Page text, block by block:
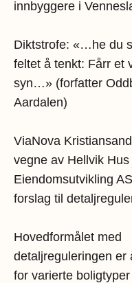
innbyggere i
Diktstrofe: «…he du
feltet å tenkt: Fårr et
syn…» (forfatter
Aardalen)
ViaNova
vegne av Hellvik
Eiendomsutvikling
forslag til
Hovedformålet med
detaljreguleringen er
for varierte